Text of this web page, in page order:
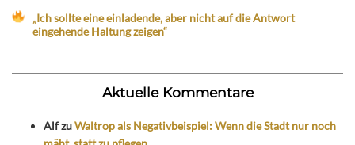
„Ich sollte eine einladende, aber nicht auf die Antwort
eingehende Haltung zeigen“
Aktuelle Kommentare
AlfzuWaltrop als Negativbeispiel: Wenn die Stadt nur noch